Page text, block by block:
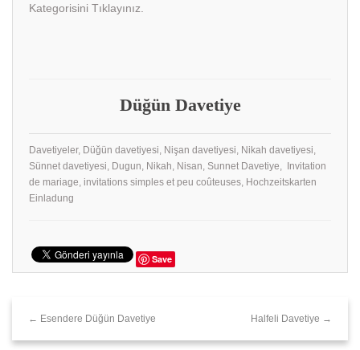
Kategorisini Tıklayınız.
Düğün Davetiye
Davetiyeler, Düğün davetiyesi, Nişan davetiyesi, Nikah davetiyesi,
Sünnet davetiyesi, Dugun, Nikah, Nisan, Sunnet Davetiye, Invitation
de mariage, invitations simples et peu coûteuses, Hochzeitskarten
Einladung
Save
← Esendere Düğün Davetiye Halfeli Davetiye →